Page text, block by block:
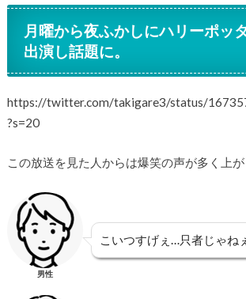
月曜から夜ふかしにハリーポッ
出演し話題に。
https://twitter.com/takigare3/status/
?s=20
この放送を見た人からは爆笑の声が多く上が
男性
こいつすげぇ…只者じゃね